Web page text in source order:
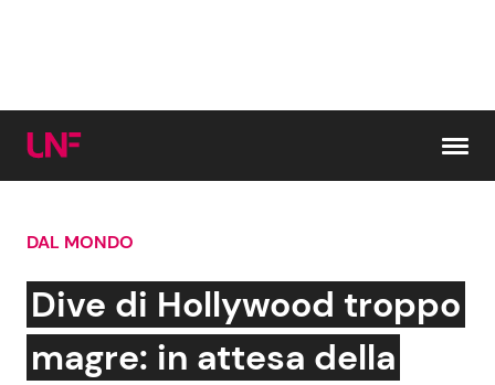
Cerca:
News e Cronaca Gossip e TV
DAL MONDO
Dive di Hollywood troppo
magre: in attesa della